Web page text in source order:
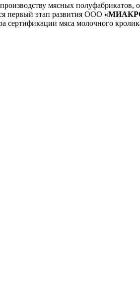
мясных
первый этап развития ООО
сертификации мяса молочного